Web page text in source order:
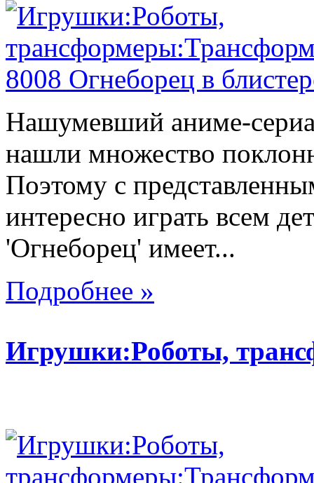
Нашумевший аниме-
нашли множество
Поэтому с
интересно играть всем
'Огнеборец' имеет...
Подробнее »
Игрушки:Роботы,